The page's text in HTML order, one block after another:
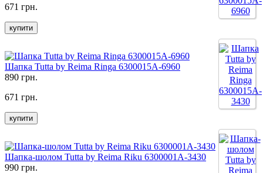
671 грн.
купити
Шапка Tutta by Reima Ringa 6300015A-6960
890 грн.
671 грн.
купити
Шапка-шолом Tutta by Reima Riku 6300001A-3430
990 грн.